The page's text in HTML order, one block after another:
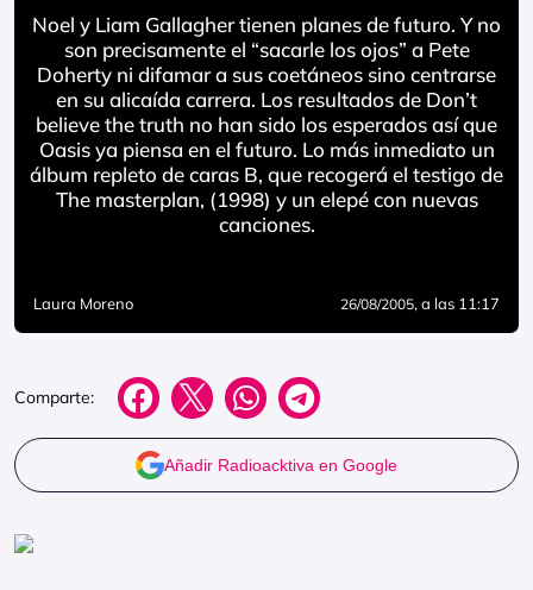
Noel y Liam Gallagher tienen planes de futuro. Y no
son precisamente el “sacarle los ojos” a Pete
Doherty ni difamar a sus coetáneos sino centrarse
en su alicaída carrera. Los resultados de Don’t
believe the truth no han sido los esperados así que
Oasis ya piensa en el futuro. Lo más inmediato un
álbum repleto de caras B, que recogerá el testigo de
The masterplan, (1998) y un elepé con nuevas
canciones.
Laura Moreno 26/08/2005, a las 11:17
Comparte:
Añadir Radioacktiva en Google